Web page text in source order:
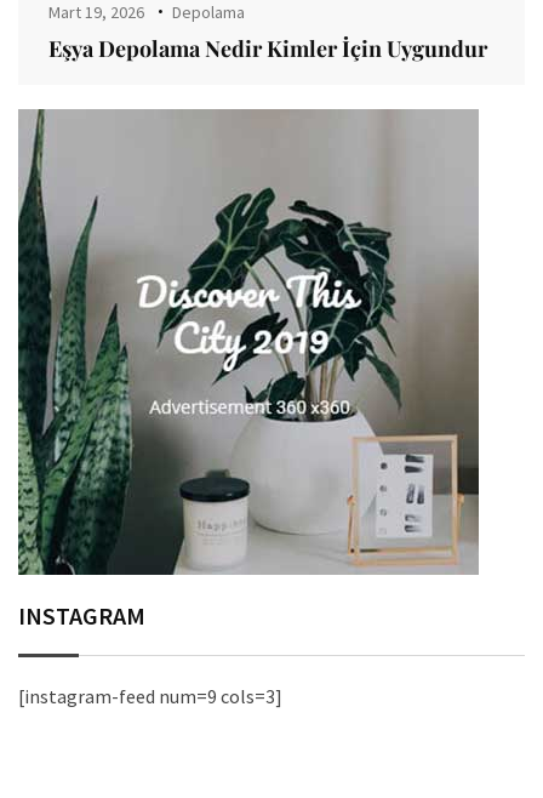
Mart 19, 2026 Depolama
Eşya Depolama Nedir Kimler İçin Uygundur
INSTAGRAM
[instagram-feed num=9 cols=3]